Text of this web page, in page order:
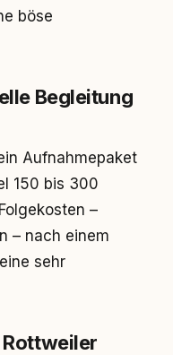
böse
Begleitung
Aufnahmepaket
150 bis 300
–
– nach einem
sehr
Rottweiler